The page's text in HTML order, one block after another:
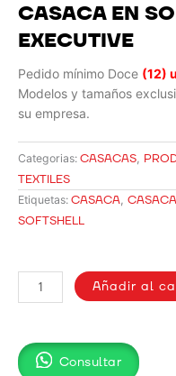
CASACA EN
EXECUTIVE
Pedido mínimo Doce (12)
Modelos y tamaños
su empresa.
Categorias: CASACAS,
TEXTILES
Etiquetas: CASACA,
SOFTSHELL
SOFTSHELL
EXECUTIVE
cantidad
Añadir al
Consultar